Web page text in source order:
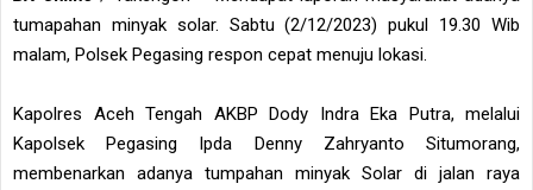
tumapahan minyak solar. Sabtu (2/12/2023) pukul 19.30 Wib
malam, Polsek Pegasing respon cepat menuju lokasi.
Kapolres Aceh Tengah AKBP Dody Indra Eka Putra, melalui
Kapolsek Pegasing Ipda Denny Zahryanto Situmorang,
membenarkan adanya tumpahan minyak Solar di jalan raya